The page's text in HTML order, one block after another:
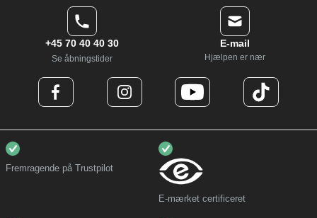
+45 70 40 40 30
Se åbningstider
E-mail
Hjælpen er nær
Fremragende på Trustpilot
E-mærket certificeret